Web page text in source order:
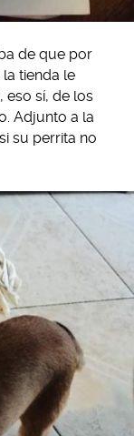
de que por
tienda le
eso sí, de los
Adjunto a la
su perrita no